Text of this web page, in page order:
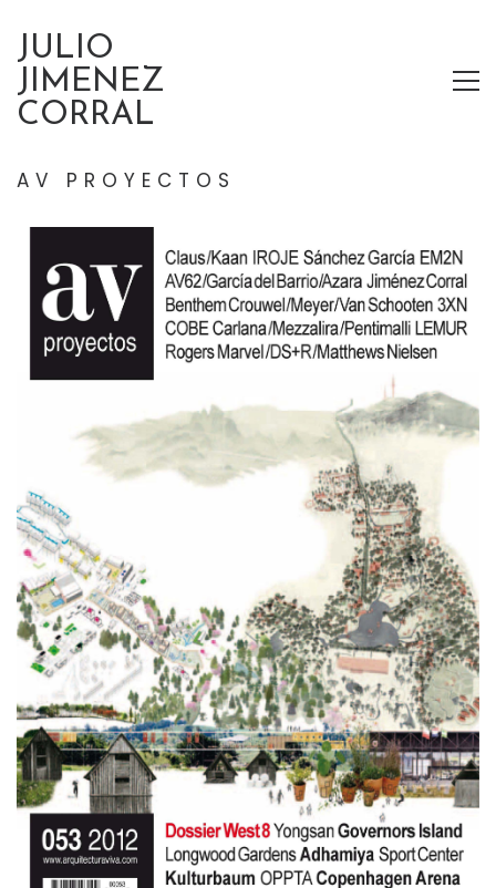
JULIO
JIMENEZ
CORRAL
AV PROYECTOS